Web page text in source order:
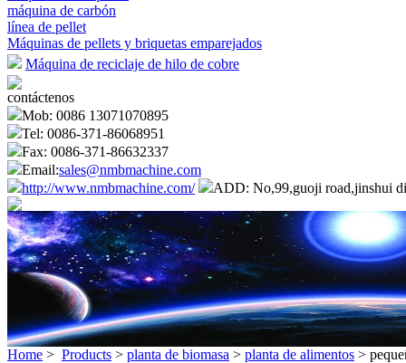
máquina de carbón
línea de pellet
Máquinas de pellets y briquetas emparejados
Máquina de reciclaje de hilo de cobre
contáctenos
Mob: 0086 13071070895
Tel: 0086-371-86068951
Fax: 0086-371-86632337
Email:sales@nmbmachine.com
http://www.nmbmachine.com/
ADD: No,99,guoji road,jinshui
Home > Products > planta de biomasa > planta de alimentos >